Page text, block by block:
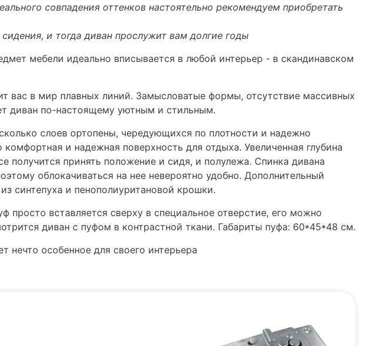
совпадения оттенков настоятельно рекомендуем приобретать
и тогда диван прослужит вам долгие годы
мебели идеально вписывается в любой интерьер - в скандинавском
вас в мир плавных линий. Замысловатые формы, отсутствие массивных
диван по-настоящему уютным и стильным.
слоев ортопены, чередующихся по плотности и надежно
и надежная поверхность для отдыха. Увеличенная глубина
получится принять положение и сидя, и полулежа. Спинка дивана
облокачиваться на нее невероятно удобно. Дополнительный
синтепуха и пенополиуритановой крошки.
вставляется сверху в специальное отверстие, его можно
диван с пуфом в контрастной ткани. Габариты пуфа: 60*45*48 см.
особенное для своего интерьера